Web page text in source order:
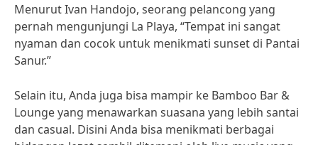
Menurut Ivan Handojo, seorang pelancong yang
pernah mengunjungi La Playa, “Tempat ini sangat
nyaman dan cocok untuk menikmati sunset di Pantai
Sanur.”
Selain itu, Anda juga bisa mampir ke Bamboo Bar &
Lounge yang menawarkan suasana yang lebih santai
dan casual. Disini Anda bisa menikmati berbagai